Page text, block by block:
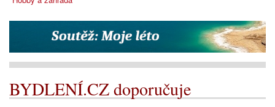
BYDLENÍ.CZ doporučuje